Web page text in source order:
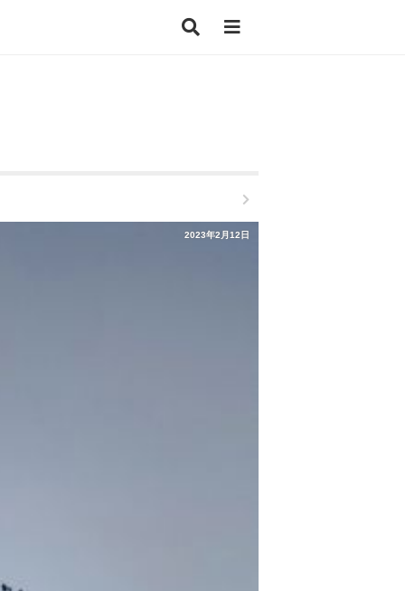
2023年2月12日